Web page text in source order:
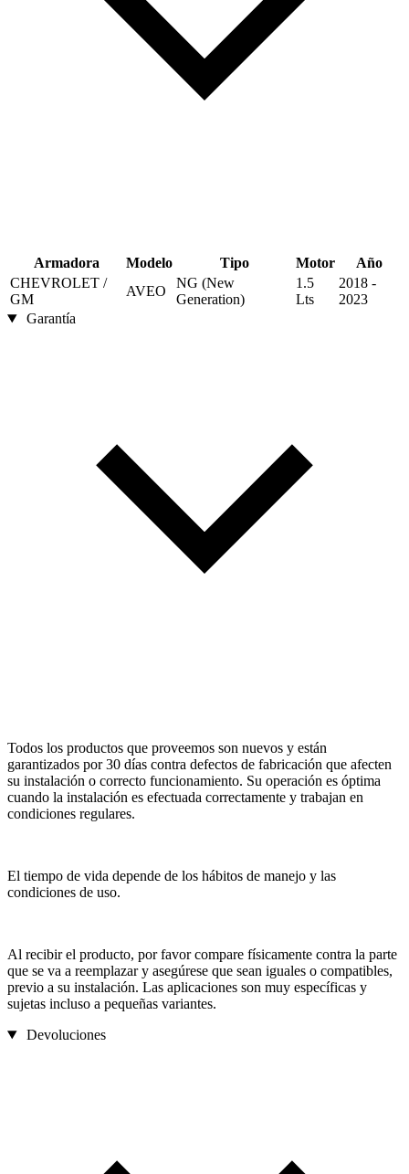
Armadora Modelo Tipo Motor
Año
CHEVROLET /
GM
AVEO
NG (New
Generation)
1.5
Lts
2018 -
2023
Garantía
Todos los productos que proveemos son nuevos y están
garantizados por 30 días contra defectos de fabricación que afecten
su instalación o correcto funcionamiento. Su operación es óptima
cuando la instalación es efectuada correctamente y trabajan en
condiciones regulares.
El tiempo de vida depende de los hábitos de manejo y las
condiciones de uso.
Al recibir el producto, por favor compare físicamente contra la parte
que se va a reemplazar y asegúrese que sean iguales o compatibles,
previo a su instalación. Las aplicaciones son muy específicas y
sujetas incluso a pequeñas variantes.
Devoluciones